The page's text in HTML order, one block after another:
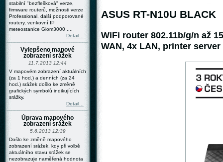
stabilní "bezflešková" verze,
firmware routerů, možnosti verze
Professional, další podporované
routery, venkovní IP
meteostanice Giom3000 ....
Detail...
Vylepšeno mapové
zobrazení srážek
11.7.2013 12:44
V mapovém zobrazení aktuálních
(za 1 hod.) a denních (za 24
hod.) srážek došlo ke změně
grafických symbolů indikujících
srážky.
Detail...
Úprava mapového
zobrazení srážek
5.6.2013 12:39
Došlo ke změně mapového
zobrazení srážek, kdy při volbě
aktuálního stavu srážek se
nezobrazuje naměřená hodnota
ASUS RT-N10U BLACK
WiFi router 802.11b/g/n až
WAN, 4x LAN, printer server